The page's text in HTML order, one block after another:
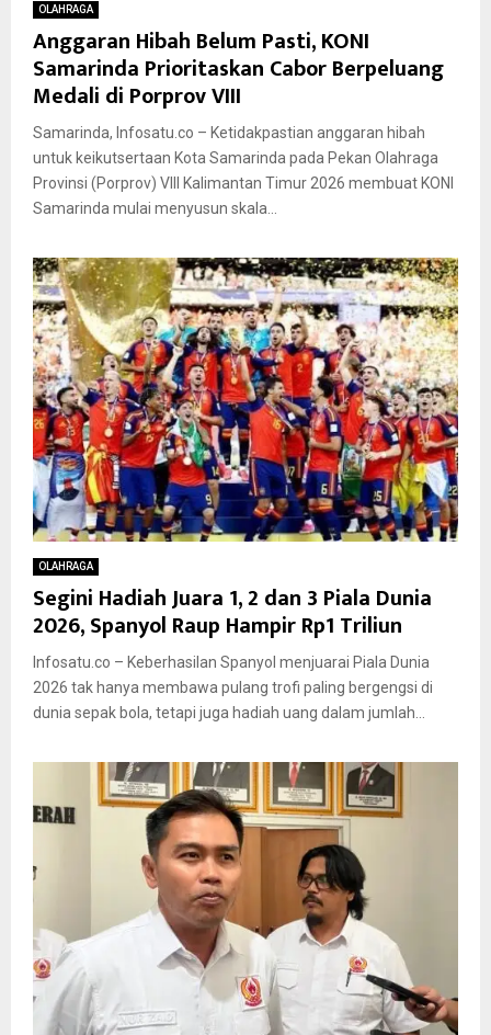
OLAHRAGA
Anggaran Hibah Belum Pasti, KONI
Samarinda Prioritaskan Cabor Berpeluang
Medali di Porprov VIII
Samarinda, Infosatu.co – Ketidakpastian anggaran hibah
untuk keikutsertaan Kota Samarinda pada Pekan Olahraga
Provinsi (Porprov) VIII Kalimantan Timur 2026 membuat KONI
Samarinda mulai menyusun skala...
OLAHRAGA
Segini Hadiah Juara 1, 2 dan 3 Piala Dunia
2026, Spanyol Raup Hampir Rp1 Triliun
Infosatu.co – Keberhasilan Spanyol menjuarai Piala Dunia
2026 tak hanya membawa pulang trofi paling bergengsi di
dunia sepak bola, tetapi juga hadiah uang dalam jumlah...